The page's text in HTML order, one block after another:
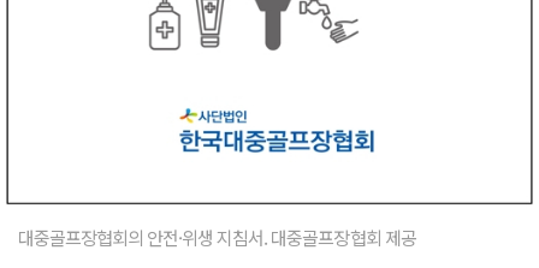
대중골프장협회의 안전·위생 지침서. 대중골프장협회 제공